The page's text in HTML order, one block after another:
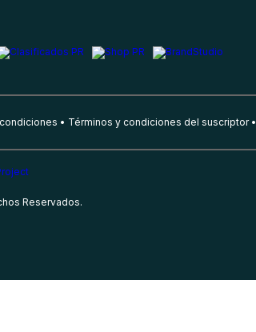
Términos y condiciones del suscriptor
Reservados.